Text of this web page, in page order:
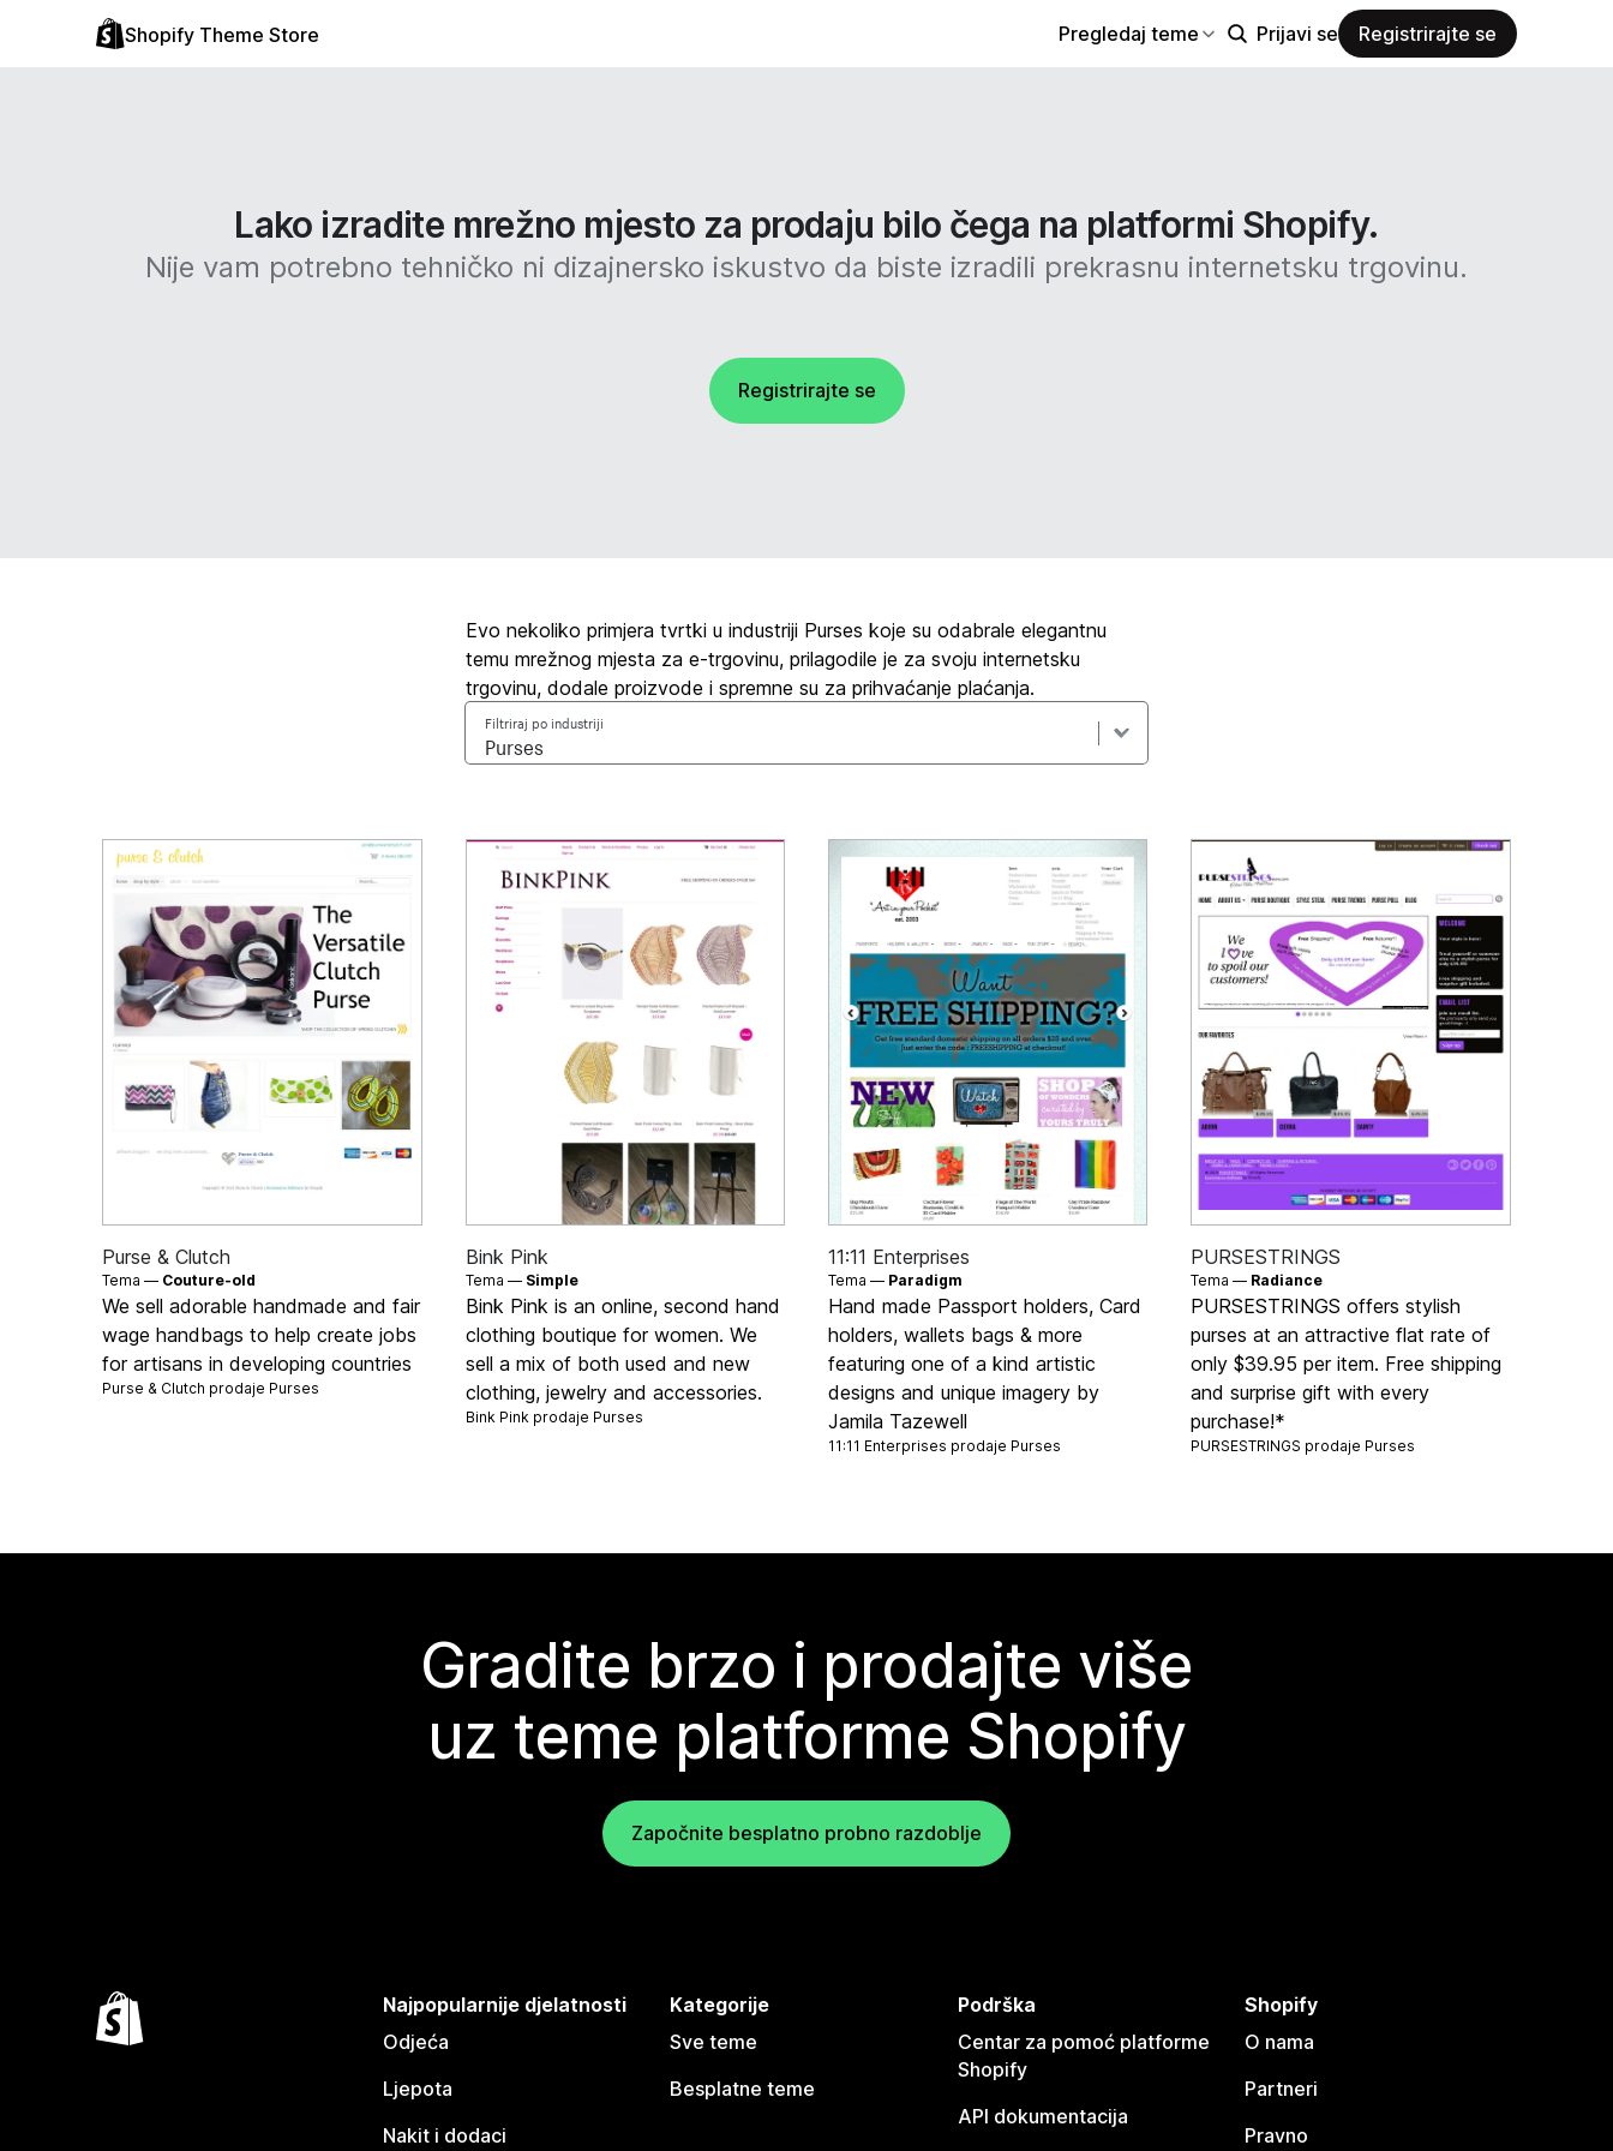
Shopify Theme Store Pregledaj teme Prijavi se Registrirajte se
Lako izradite mrežno mjesto za prodaju bilo čega na platformi Shopify.
Nije vam potrebno tehničko ni dizajnersko iskustvo da biste izradili prekrasnu internetsku trgovinu.
Registrirajte se
Evo nekoliko primjera tvrtki u industriji Purses koje su odabrale elegantnu
temu mrežnog mjesta za e-trgovinu, prilagodile je za svoju internetsku
trgovinu, dodale proizvode i spremne su za prihvaćanje plaćanja.
Filtriraj po industriji
Purse & Clutch
Tema — Couture-old
We sell adorable handmade and fair
wage handbags to help create jobs
for artisans in developing countries
Purse & Clutch prodaje Purses
Bink Pink
Tema — Simple
Bink Pink is an online, second hand
clothing boutique for women. We
sell a mix of both used and new
clothing, jewelry and accessories.
Bink Pink prodaje Purses
11:11 Enterprises
Tema — Paradigm
Hand made Passport holders, Card
holders, wallets bags & more
featuring one of a kind artistic
designs and unique imagery by
Jamila Tazewell
11:11 Enterprises prodaje Purses
PURSESTRINGS
Tema — Radiance
PURSESTRINGS offers stylish
purses at an attractive flat rate of
only $39.95 per item. Free shipping
and surprise gift with every
purchase!*
PURSESTRINGS prodaje Purses
Gradite brzo i prodajte više
uz teme platforme Shopify
Započnite besplatno probno razdoblje
Najpopularnije djelatnosti
Odjeća
Ljepota
Nakit i dodaci
Kategorije
Sve teme
Besplatne teme
Podrška
Centar za pomoć platforme
Shopify
API dokumentacija
Shopify
O nama
Partneri
Pravno